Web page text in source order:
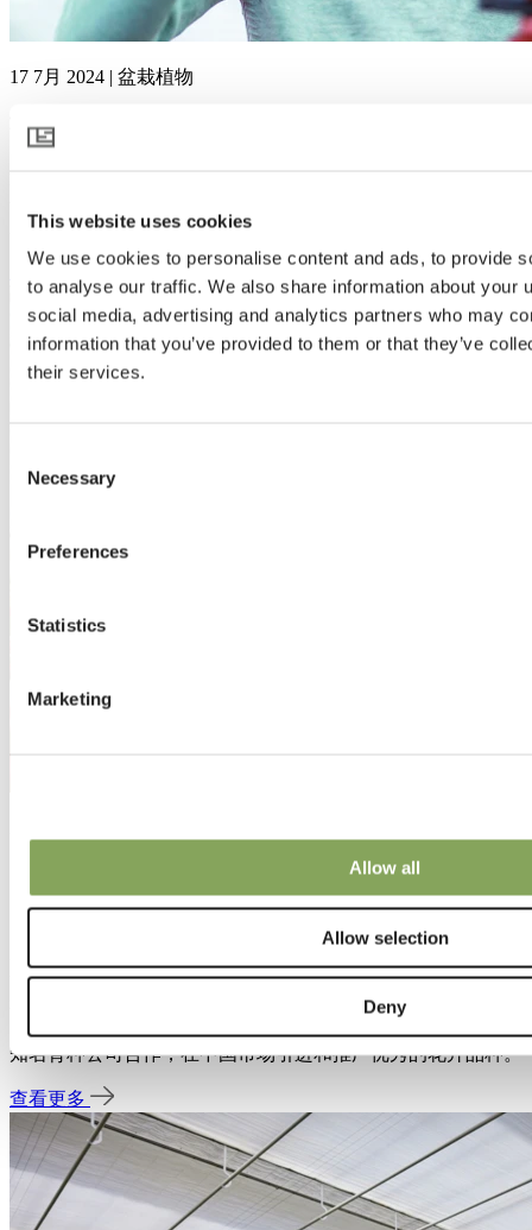
This website uses cookies
We use cookies to personalise content and ads, to provide
to analyse our traffic. We also share information about your
social media, advertising and analytics partners who may
information that you’ve provided to them or that they’ve
their services.
Selection
Necessary
Preferences
Statistics
Marketing
Allow all
Allow selection
Deny
17 7月 2024 | 盆栽植物
荷兰 Bergcamp
弟俩选择了来自Svensson的PARperfect幕布解决方案。
查看更多
走进厦门棠潮园艺育种中心，正值第二届‘新花展‘ （2024
争奇斗艳的各色花卉品种。此次花展吸引了超80家国内外企业
和科研单位参与，为花卉产业的高质量发展提供了交流的平
台。棠潮园艺总经理詹瑞琪告诉我们，公司始终致力于和国际
知名育种公司合作，在中国市场引进和推广优秀的花卉品种。
查看更多